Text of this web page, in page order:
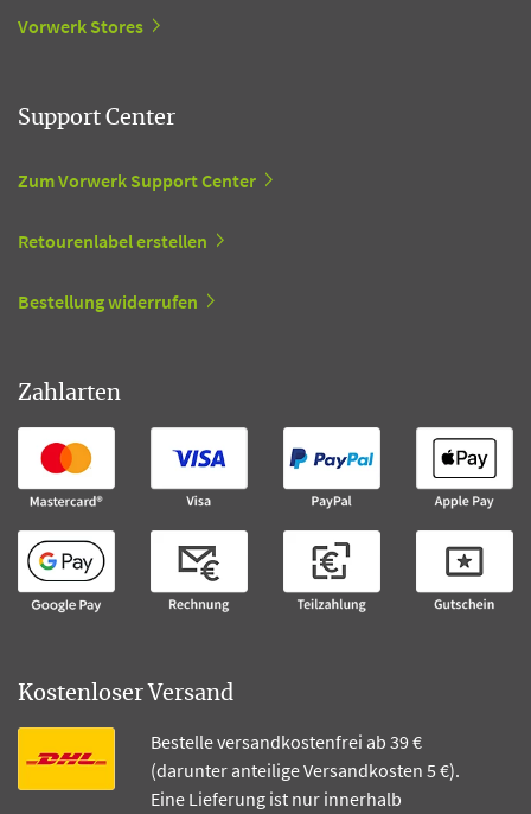
Vorwerk Stores
Support Center
Zum Vorwerk Support Center
Retourenlabel erstellen
Bestellung widerrufen
Zahlarten
Kostenloser Versand
Bestelle versandkostenfrei ab 39 €
(darunter anteilige Versandkosten 5 €).
Eine Lieferung ist nur innerhalb